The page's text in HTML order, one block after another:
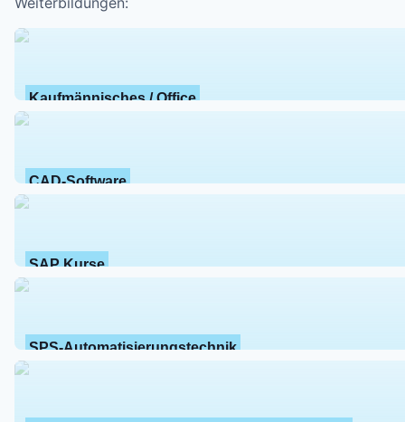
Kaufmännisches / Office
CAD-Software
SAP Kurse
SPS-Automatisierungstechnik